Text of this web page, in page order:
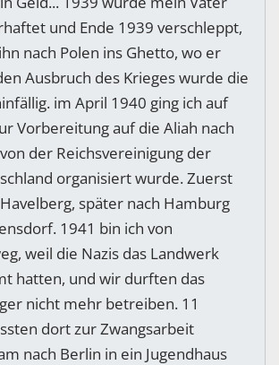
und Ende 1939 verschleppt,
nach Polen ins Ghetto, wo er
Ausbruch des Krieges wurde die
im April 1940 ging ich auf
Vorbereitung auf die Aliah nach
der Reichsvereinigung der
organisiert wurde. Zuerst
später nach Hamburg
1941 bin ich von
weil die Nazis das Landwerk
hatten, und wir durften das
nicht mehr betreiben. 11
dort zur Zwangsarbeit
nach Berlin in ein Jugendhaus